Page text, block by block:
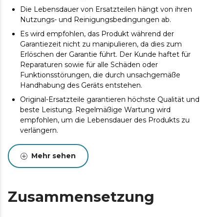
Die Lebensdauer von Ersatzteilen hängt von ihren
Nutzungs- und Reinigungsbedingungen ab.
Es wird empfohlen, das Produkt während der
Garantiezeit nicht zu manipulieren, da dies zum
Erlöschen der Garantie führt. Der Kunde haftet für
Reparaturen sowie für alle Schäden oder
Funktionsstörungen, die durch unsachgemäße
Handhabung des Geräts entstehen.
Original-Ersatzteile garantieren höchste Qualität und
beste Leistung. Regelmäßige Wartung wird
empfohlen, um die Lebensdauer des Produkts zu
verlängern.
Mehr sehen
Zusammensetzung